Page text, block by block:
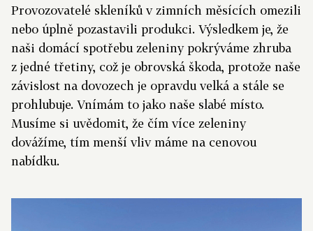
Provozovatelé skleníků v zimních měsících omezili
nebo úplně pozastavili produkci. Výsledkem je, že
naši domácí spotřebu zeleniny pokrýváme zhruba
z jedné třetiny, což je obrovská škoda, protože naše
závislost na dovozech je opravdu velká a stále se
prohlubuje. Vnímám to jako naše slabé místo.
Musíme si uvědomit, že čím více zeleniny
dovážíme, tím menší vliv máme na cenovou
nabídku.